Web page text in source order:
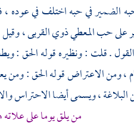
الضمير في حبه اختلف في
على حب المعطي ذوي القربى ،
القول . قلت : ونظيره قوله الحق :
، ومن الاعتراض قوله الحق :
، ويسمى أيضا الاحتراس
من يلق يوما على